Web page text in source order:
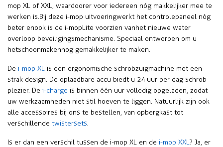
mop XL of XXL, waardoor er voor iedereen nóg makkelijker mee te
werken is. Bij deze i-mop uitvoering werkt het controlepaneel nóg
beter en ook is de i-mop Lite voorzien van het nieuwe water
overloop beveiligingsmechanisme. Speciaal ontworpen om u
het schoonmaken nog gemakkelijker te maken.
De i-mop XL is een ergonomische schrobzuigmachine met een
strak design. De oplaadbare accu biedt u 24 uur per dag schrob
plezier. De i-charge is binnen één uur volledig opgeladen, zodat
uw werkzaamheden niet stil hoeven te liggen. Natuurlijk zijn ook
alle accessoires bij ons te bestellen, van opbergkast tot
verschillende twistersets.
Is er dan een verschil tussen de i-mop XL en de i-mop XXL? Ja, er